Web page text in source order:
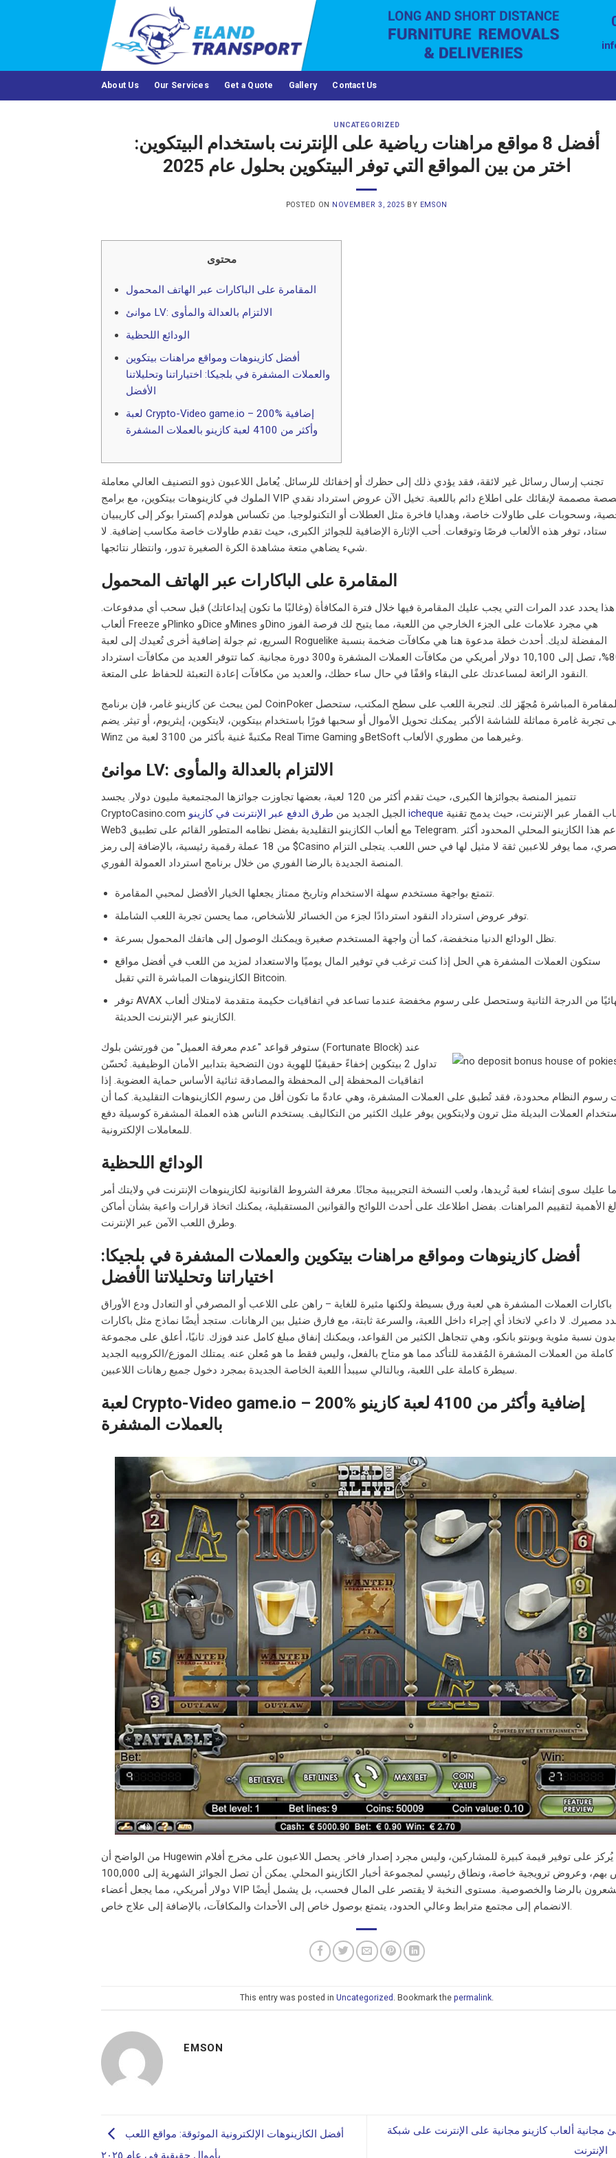
About Us Our Services Get a Quote Gallery Contact Us
UNCATEGORIZED
أفضل 8 مواقع مراهنات رياضية على الإنترنت باستخدام البيتكوين:
اختر من بين المواقع التي توفر البيتكوين بحلول عام 2025
POSTED ON NOVEMBER 3, 2025 BY EMSON
محتوى
المقامرة على الباكارات عبر الهاتف المحمول
موانئ LV: الالتزام بالعدالة والمأوى
الودائع اللحظية
أفضل كازينوهات ومواقع مراهنات بيتكوين
والعملات المشفرة في بلجيكا: اختياراتنا وتحليلاتنا
الأفضل
لعبة Crypto-Video game.io – 200% إضافية
وأكثر من 4100 لعبة كازينو بالعملات المشفرة
تجنب إرسال رسائل غير لائقة، فقد يؤدي ذلك إلى حظرك أو إخفائك للرسائل. يُعامل اللاعبون ذوو التصنيف العالي معاملة
الملوك في كازينوهات بيتكوين، مع برامج VIP مخصصة مصممة لإبقائك على اطلاع دائم باللعبة. تخيل الآن عروض استرداد نقدي
وسحوبات على طاولات خاصة، وهدايا فاخرة مثل العطلات أو التكنولوجيا. من تكساس هولدم إكسترا بوكر إلى كاريبيان
ستاد، توفر هذه الألعاب فرصًا وتوقعات. أحب الإثارة الإضافية للجوائز الكبرى، حيث تقدم طاولات خاصة مكاسب إضافية. لا
شيء يضاهي متعة مشاهدة الكرة الصغيرة تدور، وانتظار نتائجها.
المقامرة على الباكارات عبر الهاتف المحمول
هذا يحدد عدد المرات التي يجب عليك المقامرة فيها خلال فترة المكافأة (وغالبًا ما تكون إيداعاتك) قبل سحب أي مدفوعات.
ألعاب Freeze وPlinko وDice وMines وDino هي مجرد علامات على الجزء الخارجي من اللعبة، مما يتيح لك فرصة الفوز
السريع، ثم جولة إضافية أخرى تُعيدك إلى لعبة Roguelike المفضلة لديك. أحدث خطة مدعوة هنا هي مكافآت ضخمة بنسبة
800%، تصل إلى 10,100 دولار أمريكي من مكافآت العملات المشفرة و300 دورة مجانية. كما تتوفر العديد من مكافآت استرداد
النقود الرائعة لمساعدتك على البقاء واقفًا في حال ساء حظك، والعديد من مكافآت إعادة التعبئة للحفاظ على المتعة.
لمن يبحث عن كازينو غامر، فإن برنامج CoinPoker للمقامرة المباشرة مُجهّز لك. لتجربة اللعب على سطح المكتب، ستحصل
تجربة غامرة مماثلة للشاشة الأكبر. يمكنك تحويل الأموال أو سحبها فورًا باستخدام بيتكوين، لايتكوين، إيثريوم، أو تيثر. يضم
Winz مكتبةً غنية بأكثر من 3100 لعبة من Real Time Gaming وBetSoft وغيرهما من مطوري الألعاب.
موانئ LV: الالتزام بالعدالة والمأوى
تتميز المنصة بجوائزها الكبرى، حيث تقدم أكثر من 120 لعبة، بعضها تجاوزت جوائزها المجتمعية مليون دولار. يجسد
CryptoCasino.com الجيل الجديد من طرق الدفع عبر الإنترنت في كازينو icheque
Web3 مع ألعاب الكازينو التقليدية بفضل نظامه المتطور القائم على تطبيق Telegram. يدعم هذا الكازينو المحلي المحدود أكثر
من 18 عملة رقمية رئيسية، بالإضافة إلى رمز $Casino الحصري، مما يوفر للاعبين ثقة لا مثيل لها في حس اللعب. يتجلى التزام
المنصة الجديدة بالرضا الفوري من خلال برنامج استرداد العمولة الفوري.
تتمتع بواجهة مستخدم سهلة الاستخدام وتاريخ ممتاز يجعلها الخيار الأفضل لمحبي المقامرة.
توفر عروض استرداد النقود استردادًا لجزء من الخسائر للأشخاص، مما يحسن تجربة اللعب الشاملة.
تظل الودائع الدنيا منخفضة، كما أن واجهة المستخدم صغيرة ويمكنك الوصول إلى هاتفك المحمول بسرعة.
ستكون العملات المشفرة هي الحل إذا كنت ترغب في توفير المال يوميًا والاستعداد لمزيد من اللعب في أفضل مواقع
الكازينوهات المباشرة التي تقبل Bitcoin.
توفر AVAX نهائيًا من الدرجة الثانية وستحصل على رسوم مخفضة عندما تساعد في اتفاقيات حكيمة متقدمة لامتلاك ألعاب
الكازينو عبر الإنترنت الحديثة.
ستوفر قواعد "عدم معرفة العميل" من فورتشن بلوك (Fortunate Block) عند
تداول 2 بيتكوين إخفاءً حقيقيًا للهوية دون التضحية بتدابير الأمان الوظيفية. تُحسّن
اتفاقيات المحفظة إلى المحفظة والمصادقة ثنائية الأساس حماية العضوية. إذا
رسوم النظام محدودة، فقد تُطبق على العملات المشفرة، وهي عادةً ما تكون أقل من رسوم الكازينوهات التقليدية. كما أن
العملات البديلة مثل ترون ولايتكوين يوفر عليك الكثير من التكاليف. يستخدم الناس هذه العملة المشفرة كوسيلة دفع
للمعاملات الإلكترونية.
الودائع اللحظية
ما عليك سوى إنشاء لعبة تُريدها، ولعب النسخة التجريبية مجانًا. معرفة الشروط القانونية لكازينوهات الإنترنت في ولايتك أمر
الأهمية لتقييم المراهنات. بفضل اطلاعك على أحدث اللوائح والقوانين المستقبلية، يمكنك اتخاذ قرارات واعية بشأن أماكن
وطرق اللعب الآمن عبر الإنترنت.
أفضل كازينوهات ومواقع مراهنات بيتكوين والعملات المشفرة في بلجيكا:
اختياراتنا وتحليلاتنا الأفضل
باكارات العملات المشفرة هي لعبة ورق بسيطة ولكنها مثيرة للغاية – راهن على اللاعب أو المصرفي أو التعادل ودع الأوراق
مصيرك. لا داعي لاتخاذ أي إجراء داخل اللعبة، والسرعة ثابتة، مع فارق ضئيل بين الرهانات. ستجد أيضًا نماذج مثل باكارات
بدون نسبة مئوية وبونتو بانكو، وهي تتجاهل الكثير من القواعد، ويمكنك إنفاق مبلغ كامل عند فوزك. ثانيًا، أعلق على مجموعة
كاملة من العملات المشفرة المُقدمة للتأكد مما هو متاح بالفعل، وليس فقط ما هو مُعلن عنه. يمتلك الموزع/الكروبيه الجديد
سيطرة كاملة على اللعبة، وبالتالي سيبدأ اللعبة الخاصة الجديدة بمجرد دخول جميع رهانات اللاعبين.
لعبة Crypto-Video game.io – 200% إضافية وأكثر من 4100 لعبة كازينو
بالعملات المشفرة
من الواضح أن Hugewin يُركز على توفير قيمة كبيرة للمشاركين، وليس مجرد إصدار فاخر. يحصل اللاعبون على مخرج أفلام
خاص بهم، وعروض ترويجية خاصة، ونطاق رئيسي لمجموعة أخبار الكازينو المحلي. يمكن أن تصل الجوائز الشهرية إلى 100,000
دولار أمريكي، مما يجعل أعضاء VIP يشعرون بالرضا والخصوصية. مستوى النخبة لا يقتصر على المال فحسب، بل يشمل أيضًا
الانضمام إلى مجتمع مترابط وعالي الحدود، يتمتع بوصول خاص إلى الأحداث والمكافآت، بالإضافة إلى علاج خاص.
This entry was posted in Uncategorized . Bookmark the permalink.
EMSON
بأموال حقيقية في عام ٢٠٢٥
مجانية ألعاب كازينو مجانية على الإنترنت على شبكة